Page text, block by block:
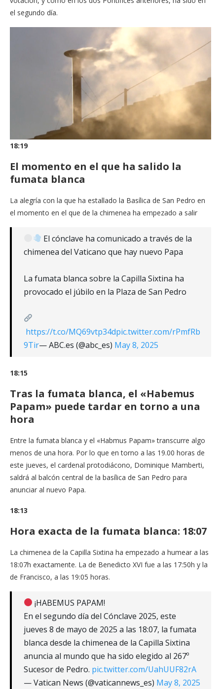
el segundo día.
18:19
El momento en el que ha salido la
fumata blanca
La alegría con la que ha estallado la Basílica de San Pedro en
el momento en el que de la chimenea ha empezado a salir
El cónclave ha comunicado a través de la
chimenea del Vaticano que hay nuevo Papa
La fumata blanca sobre la Capilla Sixtina ha
provocado el júbilo en la Plaza de San Pedro
https://t.co/MQ69vtp34dpic.twitter.com/rPmfRb
9Tir— ABC.es (@abc_es) May 8, 2025
18:15
Tras la fumata blanca, el «Habemus
Papam» puede tardar en torno a una
hora
Entre la fumata blanca y el «Habmus Papam» transcurre algo
menos de una hora. Por lo que en torno a las 19.00 horas de
este jueves, el cardenal protodiácono, Dominique Mamberti,
saldrá al balcón central de la basílica de San Pedro para
anunciar al nuevo Papa.
18:13
Hora exacta de la fumata blanca: 18:07
La chimenea de la Capilla Sixtina ha empezado a humear a las
18:07h exactamente. La de Benedicto XVI fue a las 17:50h y la
de Francisco, a las 19:05 horas.
¡HABEMUS PAPAM!
En el segundo día del Cónclave 2025, este
jueves 8 de mayo de 2025 a las 18:07, la fumata
blanca desde la chimenea de la Capilla Sixtina
anuncia al mundo que ha sido elegido al 267º
Sucesor de Pedro. pic.twitter.com/UahUUF82rA
— Vatican News (@vaticannews_es) May 8, 2025